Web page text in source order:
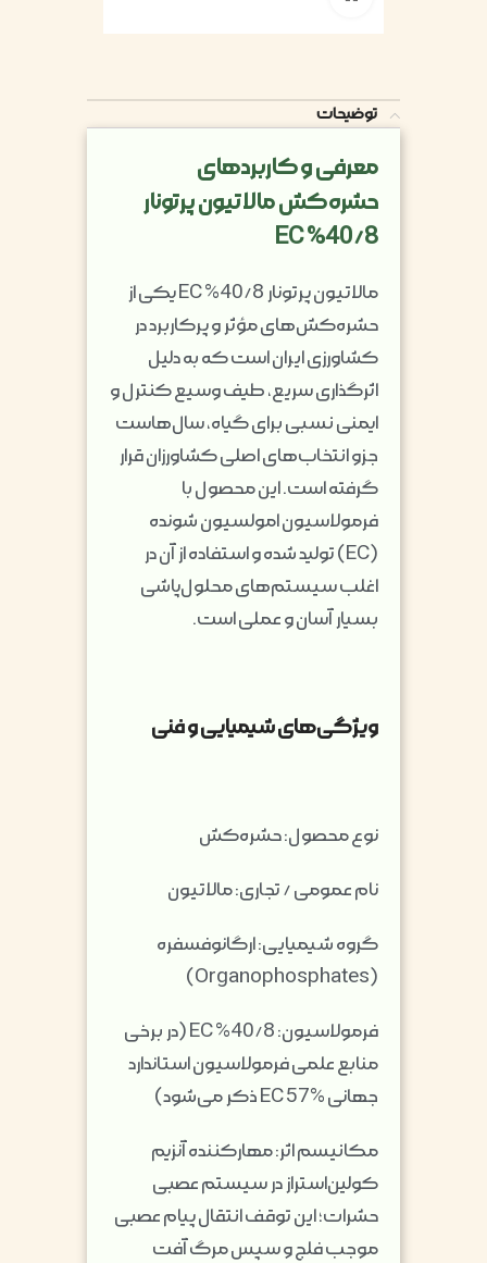
توضیحات
معرفی و کاربردهای
حشره‌کش مالاتیون پرتونار
40/8% EC
مالاتیون پرتونار 40/8% EC یکی از
حشره‌کش‌های مؤثر و پرکاربرد در
کشاورزی ایران است که به دلیل
اثرگذاری سریع، طیف وسیع کنترل و
ایمنی نسبی برای گیاه، سال‌هاست
جزو انتخاب‌های اصلی کشاورزان قرار
گرفته است. این محصول با
فرمولاسیون امولسیون شونده
(EC) تولید شده و استفاده از آن در
اغلب سیستم‌های محلول‌پاشی
بسیار آسان و عملی است.
ویژگی‌های شیمیایی و فنی
نوع محصول: حشره‌کش
نام عمومی / تجاری: مالاتیون
گروه شیمیایی: ارگانوفسفره
(Organophosphates)
فرمولاسیون: 40/8% EC (در برخی
منابع علمی فرمولاسیون استاندارد
جهانی EC 57% ذکر می‌شود)
مکانیسم اثر: مهارکننده آنزیم
کولین‌استراز در سیستم عصبی
حشرات؛ این توقف انتقال پیام عصبی
موجب فلج و سپس مرگ آفت